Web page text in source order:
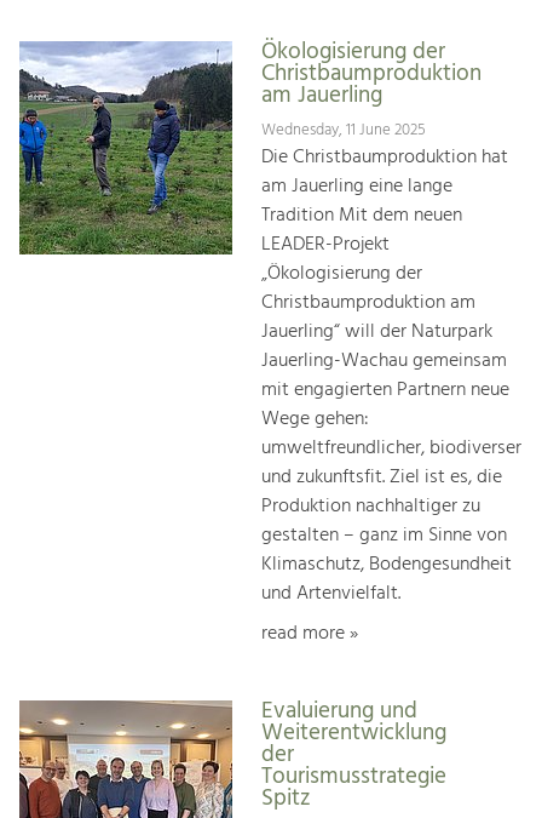
Ökologisierung der
Christbaumproduktion
am Jauerling
Wednesday, 11 June 2025
Die Christbaumproduktion hat
am Jauerling eine lange
Tradition Mit dem neuen
LEADER-Projekt
„Ökologisierung der
Christbaumproduktion am
Jauerling“ will der Naturpark
Jauerling-Wachau gemeinsam
mit engagierten Partnern neue
Wege gehen:
umweltfreundlicher, biodiverser
und zukunftsfit. Ziel ist es, die
Produktion nachhaltiger zu
gestalten – ganz im Sinne von
Klimaschutz, Bodengesundheit
und Artenvielfalt.
read more »
Evaluierung und
Weiterentwicklung
der
Tourismusstrategie
Spitz